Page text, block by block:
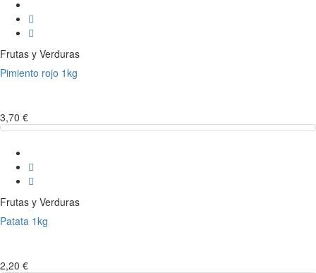
Frutas y Verduras
Pimiento rojo 1kg
3,70 €
Frutas y Verduras
Patata 1kg
2,20 €